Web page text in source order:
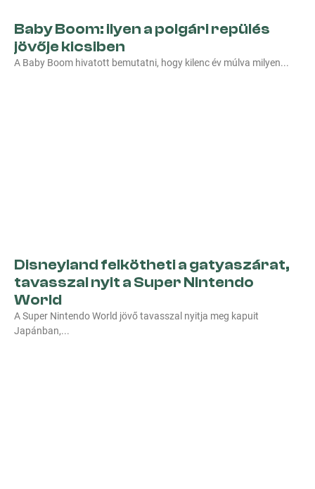
Baby Boom: ilyen a polgári repülés
jövője kicsiben
A Baby Boom hivatott bemutatni, hogy kilenc év múlva milyen
Disneyland felkötheti a gatyaszárat,
tavasszal nyit a Super Nintendo
World
A Super Nintendo World jövő tavasszal nyitja meg kapuit
Japánban,